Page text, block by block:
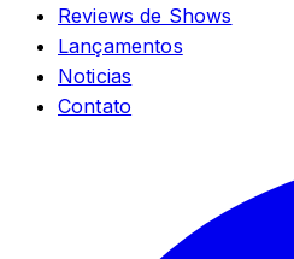
Reviews de Shows
Lançamentos
Noticias
Contato